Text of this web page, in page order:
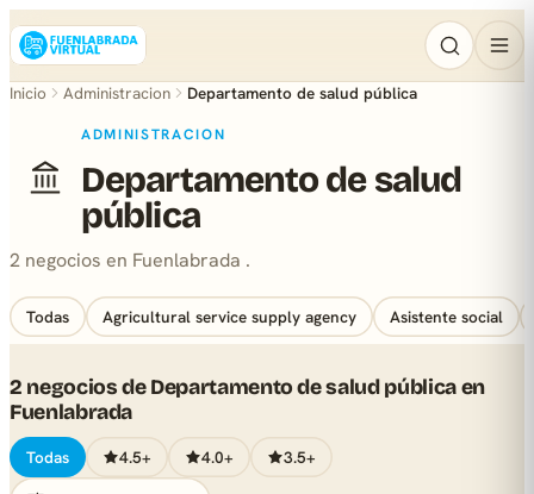
Inicio Administracion Departamento de salud pública
ADMINISTRACION
Departamento de salud
pública
2 negocios en Fuenlabrada .
Todas Agricultural service supply agency Asistente social
2 negocios de Departamento de salud pública en
Fuenlabrada
Todas 4.5+ 4.0+ 3.5+